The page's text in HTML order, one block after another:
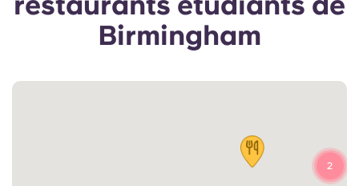
Birmingham
2